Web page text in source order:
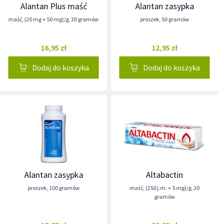
Alantan Plus maść
maść, (20 mg + 50 mg)/g, 30 gramów
16,95 zł
Dodaj do koszyka
Alantan zasypka
proszek, 50 gramów
12,95 zł
Dodaj do koszyka
Alantan zasypka
proszek, 100 gramów
Altabactin
maść, (250 j.m. + 5 mg)/g, 20
gramów